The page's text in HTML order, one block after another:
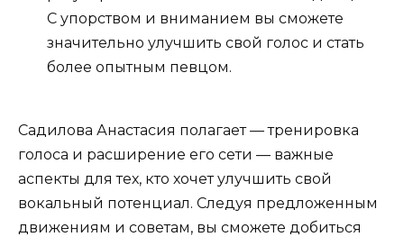
С упорством и вниманием вы сможете
значительно улучшить свой голос и стать
более опытным певцом.
Садилова Анастасия полагает — тренировка
голоса и расширение его сети — важные
аспекты для тех, кто хочет улучшить свой
вокальный потенциал. Следуя предложенным
движениям и советам, вы сможете добиться